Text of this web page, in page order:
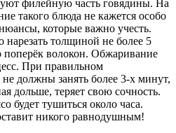
филейную часть говядины. На
такого блюда не кажется особо
которые важно учесть.
толщиной не более 5
поперёк волокон. Обжаривание
При правильном
должны занять более 3-х минут,
дольше, теряет свою сочность.
будет тушиться около часа.
никого равнодушным!